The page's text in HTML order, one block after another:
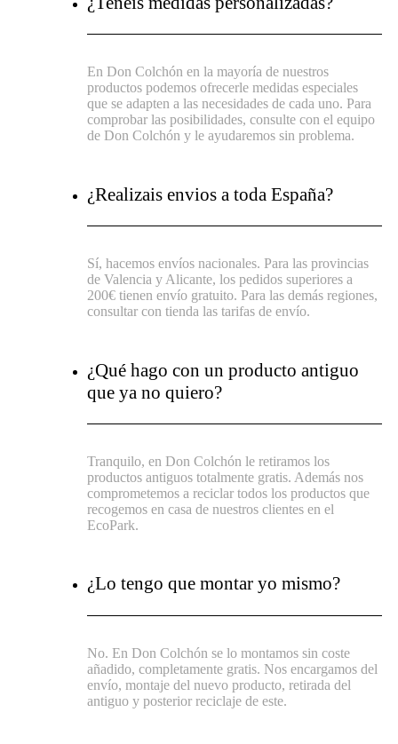
En Don Colchón en la mayoría de nuestros
productos podemos ofrecerle medidas especiales
que se adapten a las necesidades de cada uno. Para
comprobar las posibilidades, consulte con el equipo
de Don Colchón y le ayudaremos sin problema.
¿Realizais envios a toda España?
Sí, hacemos envíos nacionales. Para las provincias
de Valencia y Alicante, los pedidos superiores a
200€ tienen envío gratuito. Para las demás regiones,
consultar con tienda las tarifas de envío.
¿Qué hago con un producto antiguo
que ya no quiero?
Tranquilo, en Don Colchón le retiramos los
productos antiguos totalmente gratis. Además nos
comprometemos a reciclar todos los productos que
recogemos en casa de nuestros clientes en el
EcoPark.
¿Lo tengo que montar yo mismo?
No. En Don Colchón se lo montamos sin coste
añadido, completamente gratis. Nos encargamos del
envío, montaje del nuevo producto, retirada del
antiguo y posterior reciclaje de este.